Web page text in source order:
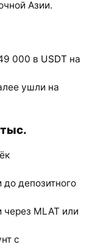
Азии.
000 в USDTна
ушли на
депозитного
MLAT или
с